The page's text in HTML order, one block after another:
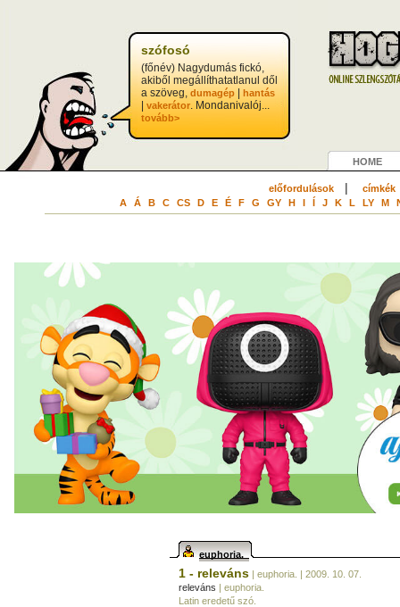
szófosó
(főnév) Nagydumás fickó,
akiből megállíthatatlanul dől
a szöveg, dumagép hantás
vakerátor. Mondanivalój...
tovább>
HOME
előfordulások| címkék
A Á B C CS D E É F G GY H I Í J K L LY M
euphoria.
1 - releváns | euphoria. | 2009. 10. 07.
releváns | euphoria.
Latin eredetű szó.